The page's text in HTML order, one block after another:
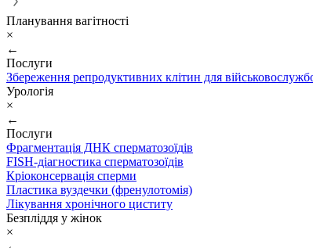
Планування вагітності
×
←
Послуги
Збереження репродуктивних клітин для
Урологія
×
←
Послуги
Фрагментація ДНК сперматозоїдів
FISH-діагностика сперматозоїдів
Кріоконсервація сперми
Пластика вуздечки (френулотомія)
Лікування хронічного циститу
Безпліддя у жінок
×